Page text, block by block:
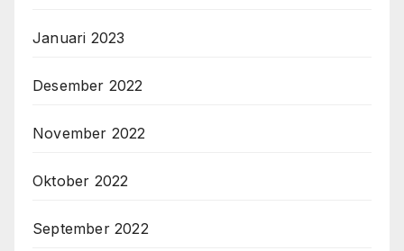
Januari 2023
Desember 2022
November 2022
Oktober 2022
September 2022